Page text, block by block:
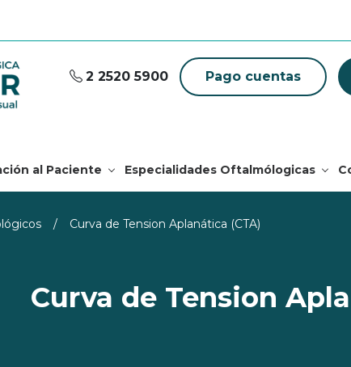
2 2520 5900 Pago cuentas
al Paciente Especialidades Oftalmólogicas
/ Curva de Tension Aplanática (CTA)
Curva de Tension